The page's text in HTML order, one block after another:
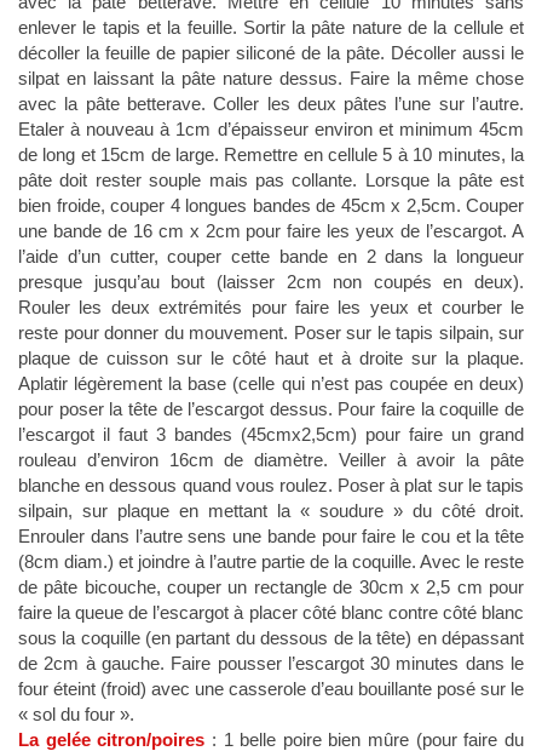
enlever le tapis et la feuille. Sortir la pâte nature de la cellule et
décoller la feuille de papier siliconé de la pâte. Décoller aussi le
silpat en laissant la pâte nature dessus. Faire la même chose
avec la pâte betterave. Coller les deux pâtes l’une sur l’autre.
Etaler à nouveau à 1cm d’épaisseur environ et minimum 45cm
de long et 15cm de large. Remettre en cellule 5 à 10 minutes, la
pâte doit rester souple mais pas collante. Lorsque la pâte est
bien froide, couper 4 longues bandes de 45cm x 2,5cm. Couper
une bande de 16 cm x 2cm pour faire les yeux de l’escargot. A
l’aide d’un cutter, couper cette bande en 2 dans la longueur
presque jusqu’au bout (laisser 2cm non coupés en deux).
Rouler les deux extrémités pour faire les yeux et courber le
reste pour donner du mouvement. Poser sur le tapis silpain, sur
plaque de cuisson sur le côté haut et à droite sur la plaque.
Aplatir légèrement la base (celle qui n’est pas coupée en deux)
pour poser la tête de l’escargot dessus. Pour faire la coquille de
l’escargot il faut 3 bandes (45cmx2,5cm) pour faire un grand
rouleau d’environ 16cm de diamètre. Veiller à avoir la pâte
blanche en dessous quand vous roulez. Poser à plat sur le tapis
silpain, sur plaque en mettant la « soudure » du côté droit.
Enrouler dans l’autre sens une bande pour faire le cou et la tête
(8cm diam.) et joindre à l’autre partie de la coquille. Avec le reste
de pâte bicouche, couper un rectangle de 30cm x 2,5 cm pour
faire la queue de l’escargot à placer côté blanc contre côté blanc
sous la coquille (en partant du dessous de la tête) en dépassant
de 2cm à gauche. Faire pousser l’escargot 30 minutes dans le
four éteint (froid) avec une casserole d’eau bouillante posé sur le
« sol du four ».
La gelée citron/poires : 1 belle poire bien mûre (pour faire du